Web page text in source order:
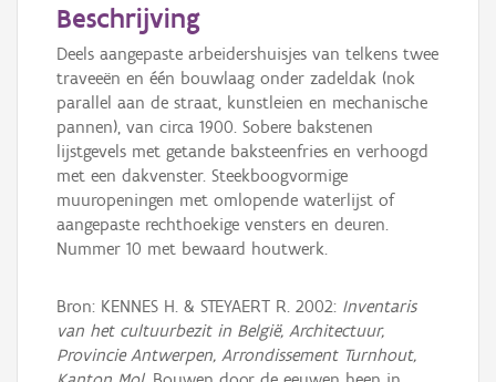
Beschrijving
Deels aangepaste arbeidershuisjes van telkens twee
traveeën en één bouwlaag onder zadeldak (nok
parallel aan de straat, kunstleien en mechanische
pannen), van circa 1900. Sobere bakstenen
lijstgevels met getande baksteenfries en verhoogd
met een dakvenster. Steekboogvormige
muuropeningen met omlopende waterlijst of
aangepaste rechthoekige vensters en deuren.
Nummer 10 met bewaard houtwerk.
Bron: KENNES H. & STEYAERT R. 2002: Inventaris
van het cultuurbezit in België, Architectuur,
Provincie Antwerpen, Arrondissement Turnhout,